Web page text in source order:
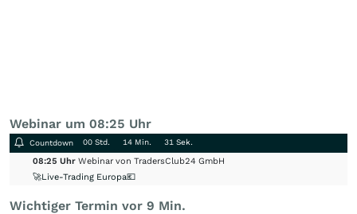
Webinar um 08:25 Uhr
Countdown 00 Std. 14 Min. 30 Sek.
08:25 Uhr Webinar von TradersClub24 GmbH
🚀Live-Trading Europa💶
Wichtiger Termin vor 9 Min.